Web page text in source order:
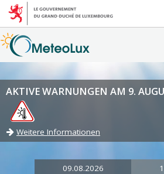
AKTIVE WARNUNGEN AM 9.
Weitere Informationen
09.08.2026